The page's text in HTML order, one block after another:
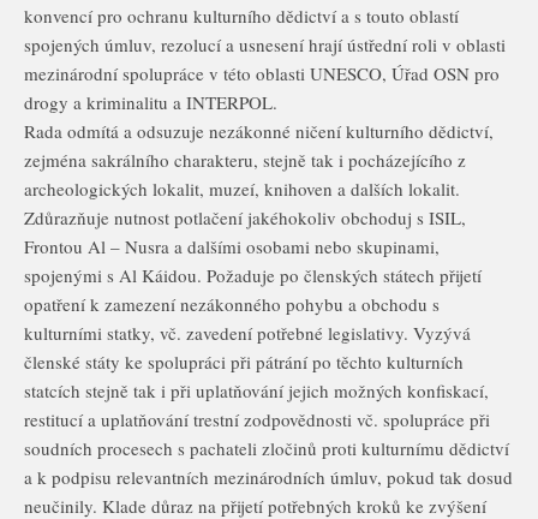
konvencí pro ochranu kulturního dědictví a s touto oblastí
spojených úmluv, rezolucí a usnesení hrají ústřední roli v oblasti
mezinárodní spolupráce v této oblasti UNESCO, Úřad OSN pro
drogy a kriminalitu a INTERPOL.
Rada odmítá a odsuzuje nezákonné ničení kulturního dědictví,
zejména sakrálního charakteru, stejně tak i pocházejícího z
archeologických lokalit, muzeí, knihoven a dalších lokalit.
Zdůrazňuje nutnost potlačení jakéhokoliv obchoduj s ISIL,
Frontou Al – Nusra a dalšími osobami nebo skupinami,
spojenými s Al Káidou. Požaduje po členských státech přijetí
opatření k zamezení nezákonného pohybu a obchodu s
kulturními statky, vč. zavedení potřebné legislativy. Vyzývá
členské státy ke spolupráci při pátrání po těchto kulturních
statcích stejně tak i při uplatňování jejich možných konfiskací,
restitucí a uplatňování trestní zodpovědnosti vč. spolupráce při
soudních procesech s pachateli zločinů proti kulturnímu dědictví
a k podpisu relevantních mezinárodních úmluv, pokud tak dosud
neučinily. Klade důraz na přijetí potřebných kroků ke zvýšení